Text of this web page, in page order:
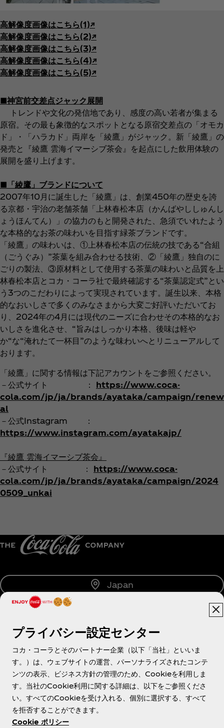
高解像度画像はこちら(1)↗︎
高解像度画像はこちら(2)↗︎
高解像度画像はこちら(3)↗︎
高解像度画像はこちら(4)↗︎
高解像度画像はこちら(5)↗︎
■神宮前交差点ジャック展開
トレンドや文化の発信地であり、感度の高い若者が集まる
原宿。その最も象徴的なスポットとなる原宿交差点の「オモカ
ド」・「ハラカド」両岸を「綾鷹」がジャック。新「綾鷹」の
発売と『綾鷹 雲海イマーシブ茶会』を起点にした飲用体験の
展開を盛り上げます。
■「綾鷹」ブランドについて
2007年10月に誕生した「綾鷹」は、創業450年の歴史を誇
る京都・宇治の老舗茶舗「上林春松本店（かんばやししゅんし
ょうほんてん）」の協力のもと開発された、急須でいれたよう
な本格的なお茶の味わいを目指す緑茶ブランドです。
「綾鷹」の味わいは、①上林春松本店の伝統の技である“合組
（ごうぐみ）”茶葉を組み合わせる技術、②「綾鷹」独自のに
ごりの製法、③原材料として使用する茶葉の味わいと品質を上
林春松本店とコカ・コーラ社で最終確認する“茶葉認定式”とい
う3つのこだわりによって実現されています。誕生以来、本格
的なおいしさで多くのみなさまから大変ご好評いただいてお
り、2024年の4月には現代のニーズに合わせその本格的なお
いしさを進化させ、“旨みはしっかり本格、後味は軽や
か“な“淹れたて一杯目”のような味わいへとリニューアルして
おります。
「綾鷹」に関する情報は下記アカウントをご参照ください。
－公式サイト ： https://www.coca-
cola.com/jp/ja/brands/ayataka/campaign/renew
al
－公式Instagram ：
https://www.instagram.com/ayatakajp/
『綾鷹 雲海イマーシブ茶会』
－公式サイト ： https://www.coca-
cola.com/jp/ja/brands/ayataka/campaign/2024
0509_unkai
Japan
About us
Need help?
プライバシー設定センター
コカ・コーラとそのパートナー企業（以下「当社」といいま
す。）は、ウェブサイトの運営、パーソナライズされたコンテ
ンツの表示、ビジネス方針の管理のため、Cookieを利用しま
す。当社のCookie利用に関する詳細は、以下をご参照くださ
い。すべてのCookieを受け入れる、個別に選択する、すべて
を拒否することができます。
Cookie ポリシー